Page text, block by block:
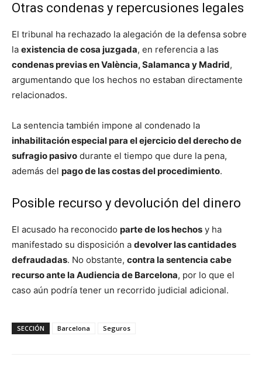
Otras condenas y repercusiones legales
El tribunal ha rechazado la alegación de la defensa sobre
la existencia de cosa juzgada, en referencia a las
condenas previas en València, Salamanca y Madrid,
argumentando que los hechos no estaban directamente
relacionados.
La sentencia también impone al condenado la
inhabilitación especial para el ejercicio del derecho de
sufragio pasivo durante el tiempo que dure la pena,
además del pago de las costas del procedimiento.
Posible recurso y devolución del dinero
El acusado ha reconocido parte de los hechos y ha
manifestado su disposición a devolver las cantidades
defraudadas. No obstante, contra la sentencia cabe
recurso ante la Audiencia de Barcelona, por lo que el
caso aún podría tener un recorrido judicial adicional.
SECCIÓN Barcelona Seguros